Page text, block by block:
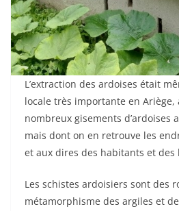
L’extraction des ardoises était
locale très importante en Ariège,
nombreux gisements d’ardoises
mais dont on en retrouve les
et aux dires des habitants et des
Les schistes ardoisiers sont des
métamorphisme des argiles et